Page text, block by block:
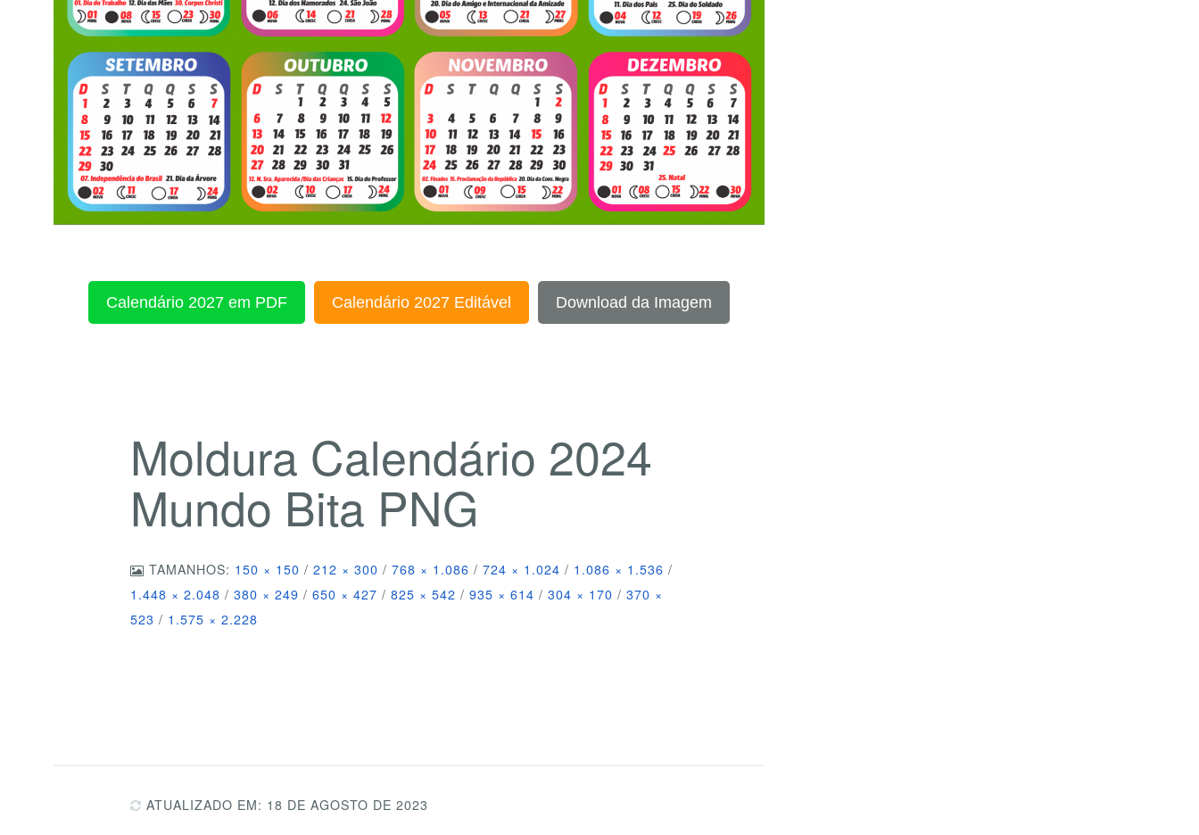
Calendário 2027 em PDF Calendário 2027 Editável Download da Imagem
Moldura Calendário 2024
Mundo Bita PNG
TAMANHOS: 150 × 150 / 212 × 300 / 768 × 1.086 / 724 × 1.024 / 1.086 × 1.536 /
1.448 × 2.048 / 380 × 249 / 650 × 427 / 825 × 542 / 935 × 614 / 304 × 170 / 370 ×
523 / 1.575 × 2.228
ATUALIZADO EM: 18 DE AGOSTO DE 2023